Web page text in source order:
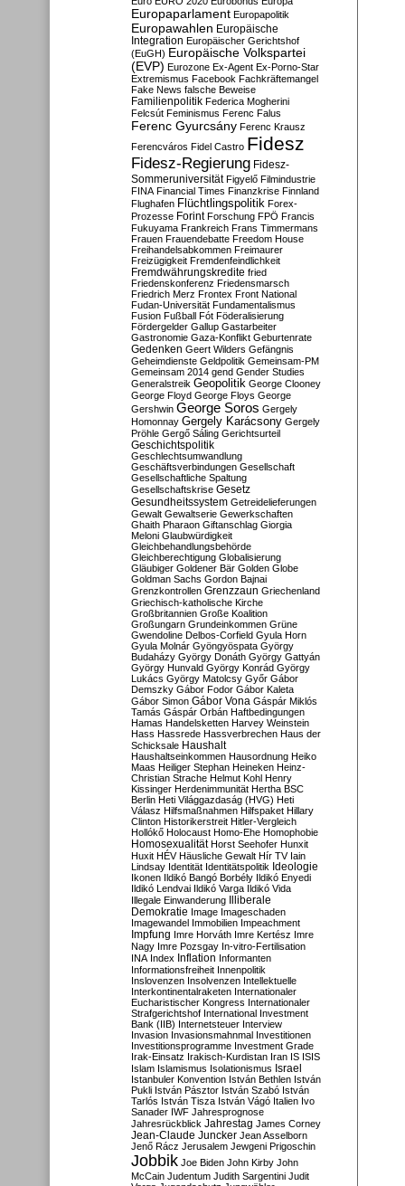
Europaparlament Europapolitik
Europawahlen Europäische
Integration Europäischer Gerichtshof
(EuGH) Europäische Volkspartei
(EVP) Eurozone Ex-Agent Ex-Porno-Star
Extremismus Facebook Fachkräftemangel
Fake News falsche Beweise
Familienpolitik Federica Mogherini
Felcsút Feminismus Ferenc Falus
Ferenc Gyurcsány Ferenc Krausz
Ferencváros Fidel Castro Fidesz
Fidesz-Regierung Fidesz-
Sommeruniversität Figyelő Filmindustrie
FINA Financial Times Finanzkrise Finnland
Flughafen Flüchtlingspolitik Forex-
Prozesse Forint Forschung FPÖ Francis
Fukuyama Frankreich Frans Timmermans
Frauen Frauendebatte Freedom House
Freihandelsabkommen Freimaurer
Freizügigkeit Fremdenfeindlichkeit
Fremdwährungskredite fried
Friedenskonferenz Friedensmarsch
Friedrich Merz Frontex Front National
Fudan-Universität Fundamentalismus
Fusion Fußball Fót Föderalisierung
Fördergelder Gallup Gastarbeiter
Gastronomie Gaza-Konflikt Geburtenrate
Gedenken Geert Wilders Gefängnis
Geheimdienste Geldpolitik Gemeinsam-PM
Gemeinsam 2014 gend Gender Studies
Generalstreik Geopolitik George Clooney
George Floyd George Floys George
Gershwin George Soros Gergely
Homonnay Gergely Karácsony Gergely
Pröhle Gergő Sáling Gerichtsurteil
Geschichtspolitik
Geschlechtsumwandlung
Geschäftsverbindungen Gesellschaft
Gesellschaftliche Spaltung
Gesellschaftskrise Gesetz
Gesundheitssystem Getreidelieferungen
Gewalt Gewaltserie Gewerkschaften
Ghaith Pharaon Giftanschlag Giorgia
Meloni Glaubwürdigkeit
Gleichbehandlungsbehörde
Gleichberechtigung Globalisierung
Gläubiger Goldener Bär Golden Globe
Goldman Sachs Gordon Bajnai
Grenzkontrollen Grenzzaun Griechenland
Griechisch-katholische Kirche
Großbritannien Große Koalition
Großungarn Grundeinkommen Grüne
Gwendoline Delbos-Corfield Gyula Horn
Gyula Molnár Gyöngyöspata György
Budaházy György Donáth György Gattyán
György Hunvald György Konrád György
Lukács György Matolcsy Győr Gábor
Demszky Gábor Fodor Gábor Kaleta
Gábor Simon Gábor Vona Gáspár Miklós
Tamás Gáspár Orbán Haftbedingungen
Hamas Handelsketten Harvey Weinstein
Hass Hassrede Hassverbrechen Haus der
Schicksale Haushalt
Haushaltseinkommen Hausordnung Heiko
Maas Heiliger Stephan Heineken Heinz-
Christian Strache Helmut Kohl Henry
Kissinger Herdenimmunität Hertha BSC
Berlin Heti Világgazdaság (HVG) Heti
Válasz Hilfsmaßnahmen Hilfspaket Hillary
Clinton Historikerstreit Hitler-Vergleich
Hollókő Holocaust Homo-Ehe Homophobie
Homosexualität Horst Seehofer Hunxit
Huxit HÉV Häusliche Gewalt Hír TV Iain
Lindsay Identität Identitätspolitik Ideologie
Ikonen Ildikó Bangó Borbély Ildikó Enyedi
Ildikó Lendvai Ildikó Varga Ildikó Vida
Illegale Einwanderung Illiberale
Demokratie Image Imageschaden
Imagewandel Immobilien Impeachment
Impfung Imre Horváth Imre Kertész Imre
Nagy Imre Pozsgay In-vitro-Fertilisation
INA Index Inflation Informanten
Informationsfreiheit Innenpolitik
Inslovenzen Insolvenzen Intellektuelle
Interkontinentalraketen Internationaler
Eucharistischer Kongress Internationaler
Strafgerichtshof International Investment
Bank (IIB) Internetsteuer Interview
Invasion Invasionsmahnmal Investitionen
Investitionsprogramme Investment Grade
Irak-Einsatz Irakisch-Kurdistan Iran IS ISIS
Islam Islamismus Isolationismus Israel
Istanbuler Konvention István Bethlen István
Pukli István Pásztor István Szabó István
Tarlós István Tisza István Vágó Italien Ivo
Sanader IWF Jahresprognose
Jahresrückblick Jahrestag James Corney
Jean-Claude Juncker Jean Asselborn
Jenő Rácz Jerusalem Jewgeni Prigoschin
Jobbik Joe Biden John Kirby John
McCain Judentum Judith Sargentini Judit